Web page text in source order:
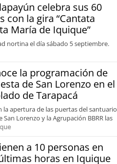
celebra sus 60
con la gira “Cantata
María de Iquique”
nortina el día sábado 5 septiembre.
la programación de
de San Lorenzo en el
de Tarapacá
la apertura de las puertas del santuario
Lorenzo y la Agrupación BBRR las
a 10 personas en
horas en Iquique